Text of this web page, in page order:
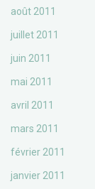
août 2011
juillet 2011
juin 2011
mai 2011
avril 2011
mars 2011
février 2011
janvier 2011